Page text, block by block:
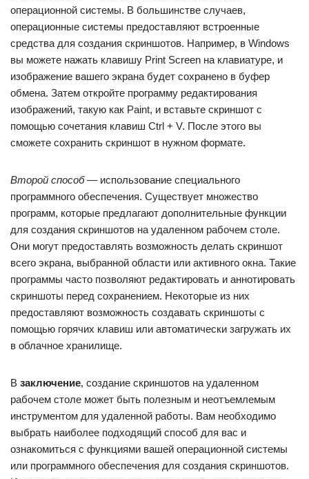
операционной системы. В большинстве случаев,
операционные системы предоставляют встроенные
средства для создания скриншотов. Например, в Windows
вы можете нажать клавишу Print Screen на клавиатуре, и
изображение вашего экрана будет сохранено в буфер
обмена. Затем откройте программу редактирования
изображений, такую как Paint, и вставьте скриншот с
помощью сочетания клавиш Ctrl + V. После этого вы
сможете сохранить скриншот в нужном формате.
Второй способ— использование специального
программного обеспечения. Существует множество
программ, которые предлагают дополнительные функции
для создания скриншотов на удаленном рабочем столе.
Они могут предоставлять возможность делать скриншот
всего экрана, выбранной области или активного окна. Такие
программы часто позволяют редактировать и аннотировать
скриншоты перед сохранением. Некоторые из них
предоставляют возможность создавать скриншоты с
помощью горячих клавиш или автоматически загружать их
в облачное хранилище.
В заключение, создание скриншотов на удаленном
рабочем столе может быть полезным и неотъемлемым
инструментом для удаленной работы. Вам необходимо
выбрать наиболее подходящий способ для вас и
ознакомиться с функциями вашей операционной системы
или программного обеспечения для создания скриншотов.